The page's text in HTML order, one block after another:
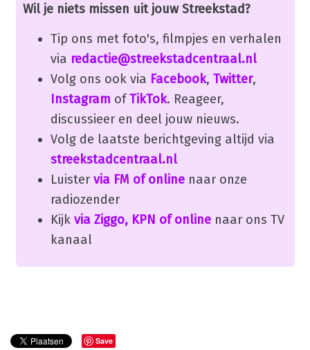
Wil je niets missen uit jouw Streekstad?
Tip ons met foto's, filmpjes en verhalen
via redactie@streekstadcentraal.nl
Volg ons ook via Facebook, Twitter,
Instagram ofTikTok. Reageer,
discussieer en deel jouw nieuws.
Volg de laatste berichtgeving altijd via
streekstadcentraal.nl
Luister via FM of onlinenaar onze
radiozender
Kijk via Ziggo, KPN of onlinenaar ons TV
kanaal
Save